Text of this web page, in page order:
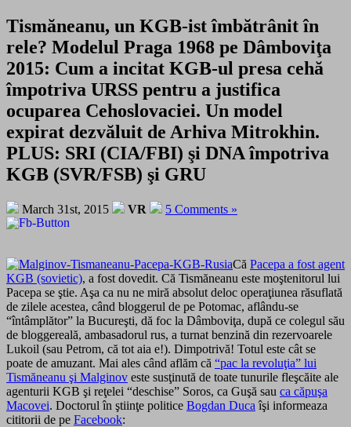
Tismăneanu, un KGB-ist îmbătrânit în
rele? Modelul Praga 1968 pe Dâmboviţa
2015: Cum a incitat KGB-ul presa cehă
împotriva URSS pentru a justifica
ocuparea Cehoslovaciei. Un model
expirat dezvăluit de Arhiva Mitrokhin.
PLUS: SRI (CIA/FBI) şi DNA împotriva
KGB (SVR/FSB) şi GRU
March 31st, 2015 VR 5 Comments »
Că Pacepa a fost agent
KGB (sovietic), a fost dovedit. Că Tismăneanu este moştenitorul lui
Pacepa se ştie. Aşa ca nu ne miră absolut deloc operaţiunea răsuflată
de zilele acestea, când bloggerul de pe Potomac, aflându-se
“întâmplător” la Bucureşti, dă foc la Dâmboviţa, după ce colegul său
de bloggereală, ambasadorul rus, a turnat benzină din rezervoarele
Lukoil (sau Petrom, că tot aia e!). Dimpotrivă! Totul este cât se
poate de amuzant. Mai ales când aflăm că “pac la revoluţia” lui
Tismăneanu şi Malginov este susţinută de toate tunurile fleşcăite ale
agenturii KGB şi reţelei “deschise” Soros, ca Guşă sau ca căpuşa
Macovei. Doctorul în ştiinţe politice Bogdan Duca îşi informeaza
cititorii de pe Facebook: